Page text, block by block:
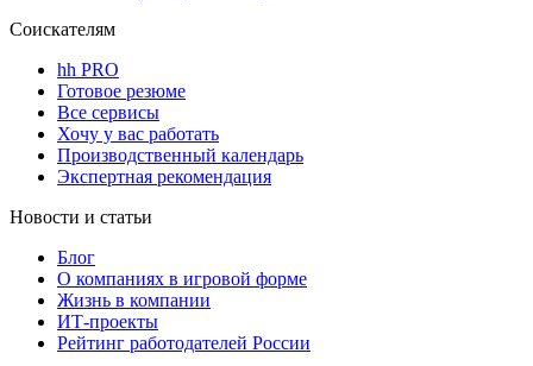
Соискателям
hh PRO
Готовое резюме
Все сервисы
Хочу у вас работать
Производственный календарь
Экспертная рекомендация
Новости и статьи
Блог
О компаниях в игровой форме
Жизнь в компании
ИТ-проекты
Рейтинг работодателей России